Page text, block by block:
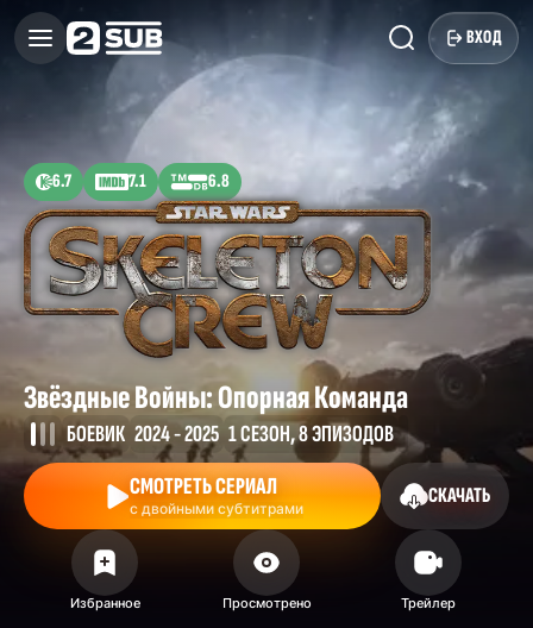
ВХОД
6.7 7.1 6.8
Звёздные Войны: Опорная Команда
БОЕВИК 2024 - 2025 1 СЕЗОН, 8 ЭПИЗОДОВ
СМОТРЕТЬ СЕРИАЛ
с двойными субтитрами
СКАЧАТЬ